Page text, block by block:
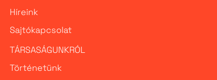
TÁRSASÁGUNKRÓL
Történetünk
Híreink
Sajtókapcsolat